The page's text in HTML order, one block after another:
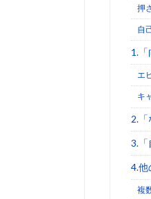
押
自
1.
エ
キ
2.
3.「
4.他
複